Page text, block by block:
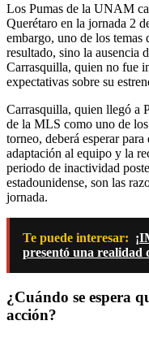
Los Pumas de la UNAM
Querétaro en la jornada 2
embargo, uno de los temas
resultado, sino la ausencia
Carrasquilla, quien no fue
expectativas sobre su
Carrasquilla, quien llegó a
de la MLS como uno de los
torneo, deberá esperar
adaptación al equipo y la
periodo de inactividad
estadounidense, son las
jornada.
Te puede interesar:
presentó una realidad
¿Cuándo se espera
acción?